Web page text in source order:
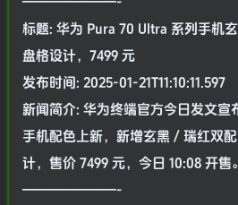
标题: 华为 Pura 70 Ultra 系列手机
盘格设计，7499 元
发布时间: 2025-01-21T11:10:11.597
新闻简介: 华为终端官方今日发文宣
手机配色上新，新增玄黑 / 瑞红双
计，售价 7499 元，今日 10:08 开售。
———————-